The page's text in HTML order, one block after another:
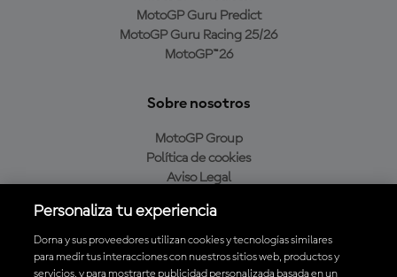
MotoGP Guru Predict
MotoGP Guru Racing 25/26
MotoGP™26
Sobre nosotros
MotoGP Group
Política de cookies
Aviso Legal
Política de compra
Personaliza tu experiencia
Dorna y sus proveedores utilizan cookies y tecnologías similares
para medir tus interacciones con nuestros sitios web, productos y
servicios, y para mostrarte publicidad personalizada basada en un